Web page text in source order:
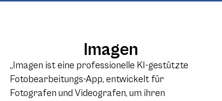
Imagen
„Imagen ist eine professionelle KI-gestützte
Fotobearbeitungs-App, entwickelt für
Fotografen und Videografen, um ihren